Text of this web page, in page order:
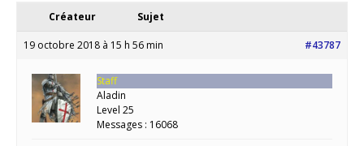
Créateur Sujet
19 octobre 2018 à 15 h 56 min #43787
Staff
Aladin
Level 25
Messages : 16068